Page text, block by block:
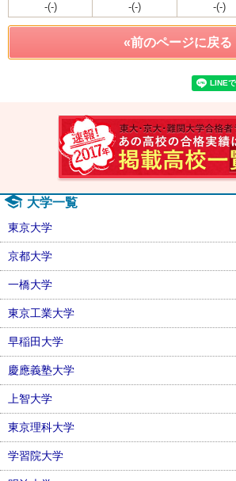
-(-)
-(-) -(-)
«前のページに戻る
大学一覧
東京大学
京都大学
一橋大学
東京工業大学
早稲田大学
慶應義塾大学
上智大学
東京理科大学
学習院大学